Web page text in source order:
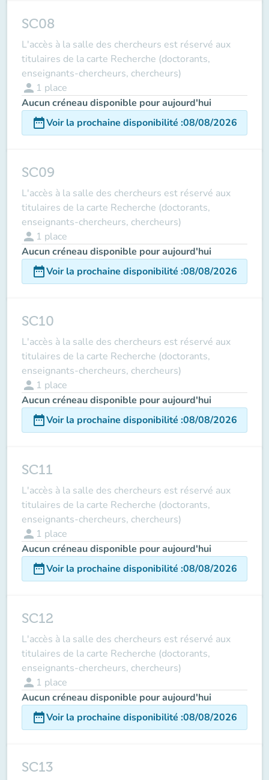
SC08
L'accès à la salle des chercheurs est réservé aux
titulaires de la carte Recherche (doctorants,
enseignants-chercheurs, chercheurs)
person 1 place
Aucun créneau disponible pour aujourd'hui
date_rangeVoir la prochaine disponibilité :08/08/2026
SC09
L'accès à la salle des chercheurs est réservé aux
titulaires de la carte Recherche (doctorants,
enseignants-chercheurs, chercheurs)
person 1 place
Aucun créneau disponible pour aujourd'hui
date_rangeVoir la prochaine disponibilité :08/08/2026
SC10
L'accès à la salle des chercheurs est réservé aux
titulaires de la carte Recherche (doctorants,
enseignants-chercheurs, chercheurs)
person 1 place
Aucun créneau disponible pour aujourd'hui
date_rangeVoir la prochaine disponibilité :08/08/2026
SC11
L'accès à la salle des chercheurs est réservé aux
titulaires de la carte Recherche (doctorants,
enseignants-chercheurs, chercheurs)
person 1 place
Aucun créneau disponible pour aujourd'hui
date_rangeVoir la prochaine disponibilité :08/08/2026
SC12
L'accès à la salle des chercheurs est réservé aux
titulaires de la carte Recherche (doctorants,
enseignants-chercheurs, chercheurs)
person 1 place
Aucun créneau disponible pour aujourd'hui
date_rangeVoir la prochaine disponibilité :08/08/2026
SC13